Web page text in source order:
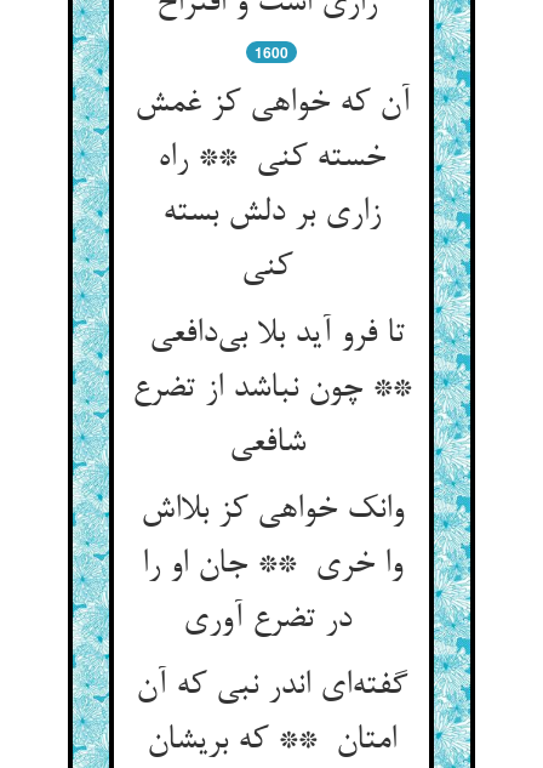
1600
آن که خواهی کز غمش
خسته کنی ** راه
زاری بر دلش بسته
تا فرو آید بلا بی‌دافعی
** چون نباشد از تضرع
شافعی
وانک خواهی کز بلااش
وا خری ** جان او را
در تضرع آوری
گفته‌ای اندر نبی که آن
امتان ** که بریشان